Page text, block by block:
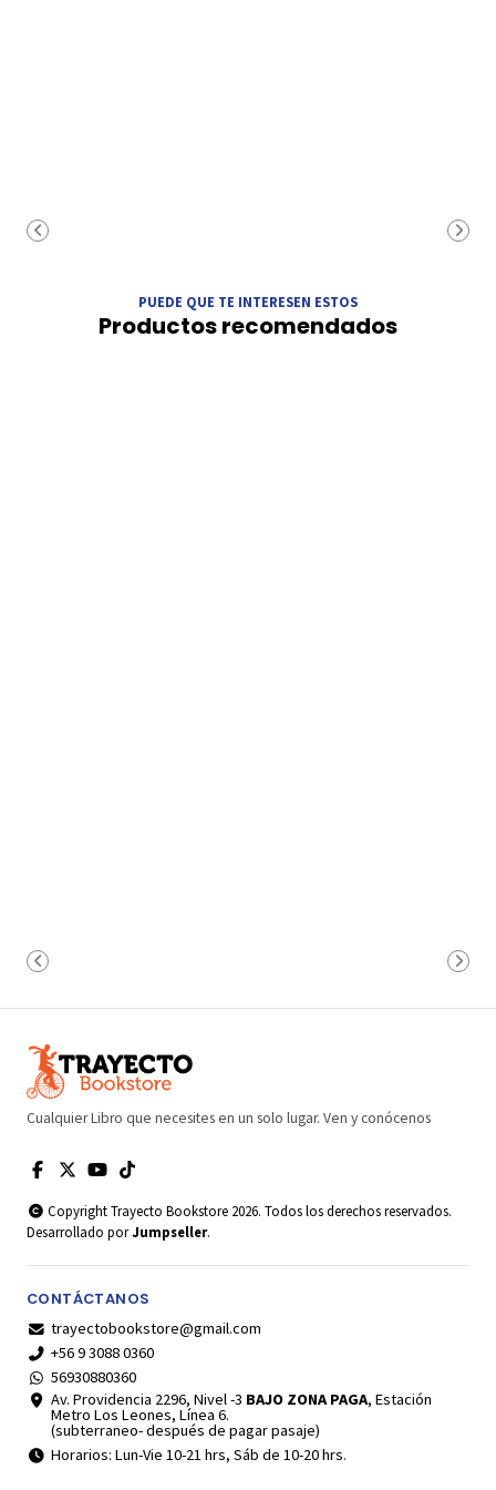
PUEDE QUE TE INTERESEN ESTOS
Productos recomendados
Cualquier Libro que necesites en un solo lugar. Ven y conócenos
Copyright Trayecto Bookstore 2026. Todos los derechos reservados.
Desarrollado porJumpseller.
CONTÁCTANOS
trayectobookstore@gmail.com
+56 9 3088 0360
56930880360
Av. Providencia 2296, Nivel -3 BAJO ZONA PAGA, Estación
Metro Los Leones, Línea 6.
(subterraneo- después de pagar pasaje)
Horarios: Lun-Vie 10-21 hrs, Sáb de 10-20 hrs.